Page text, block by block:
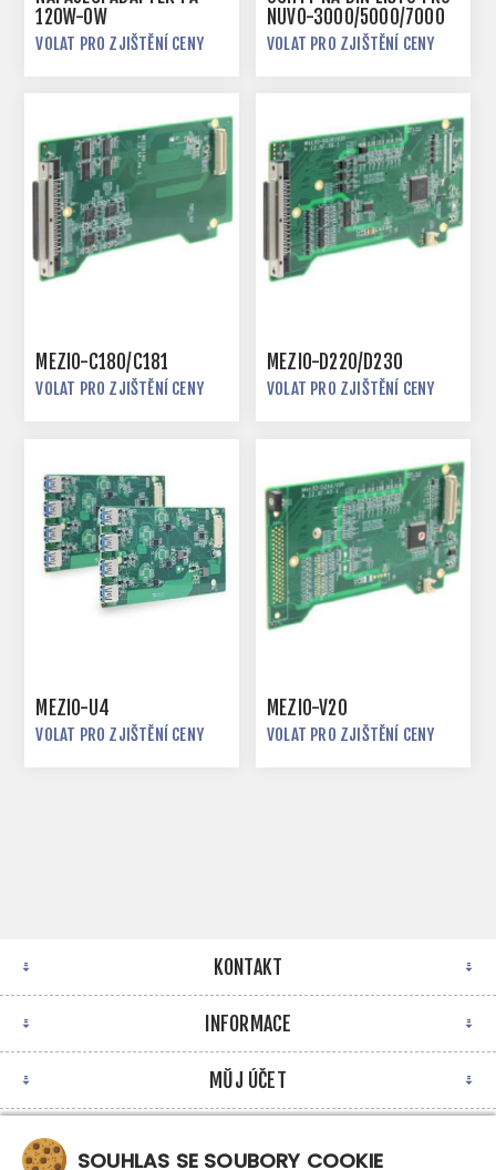
120W-OW
VOLAT PRO ZJIŠTĚNÍ CENY
NUVO-3000/5000/7000
VOLAT PRO ZJIŠTĚNÍ CENY
MEZIO-C180/C181
VOLAT PRO ZJIŠTĚNÍ CENY
MEZIO-D220/D230
VOLAT PRO ZJIŠTĚNÍ CENY
MEZIO-U4
VOLAT PRO ZJIŠTĚNÍ CENY
MEZIO-V20
VOLAT PRO ZJIŠTĚNÍ CENY
KONTAKT
INFORMACE
MŮJ ÚČET
SOUHLAS SE SOUBORY COOKIE